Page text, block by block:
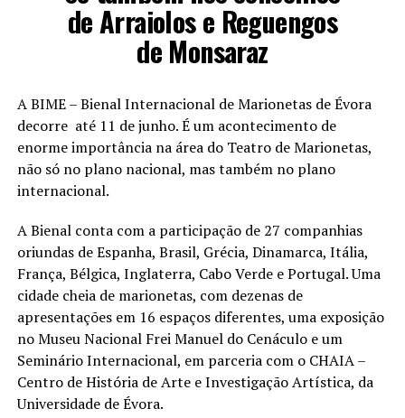
de Arraiolos e Reguengos
de Monsaraz
A BIME – Bienal Internacional de Marionetas de Évora
decorre até 11 de junho. É um acontecimento de
enorme importância na área do Teatro de Marionetas,
não só no plano nacional, mas também no plano
internacional.
A Bienal conta com a participação de 27 companhias
oriundas de Espanha, Brasil, Grécia, Dinamarca, Itália,
França, Bélgica, Inglaterra, Cabo Verde e Portugal. Uma
cidade cheia de marionetas, com dezenas de
apresentações em 16 espaços diferentes, uma exposição
no Museu Nacional Frei Manuel do Cenáculo e um
Seminário Internacional, em parceria com o CHAIA –
Centro de História de Arte e Investigação Artística, da
Universidade de Évora.